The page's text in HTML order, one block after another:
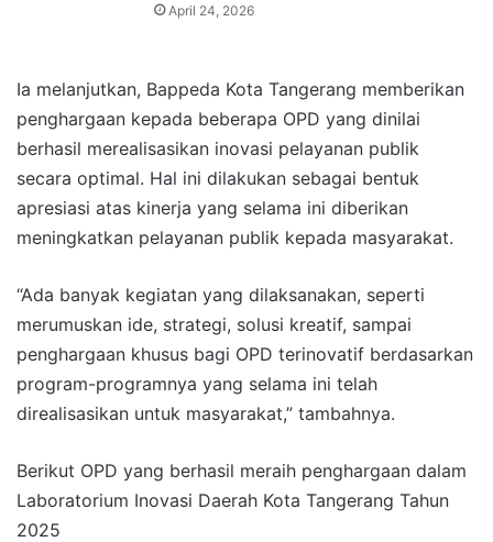
April 24, 2026
Ia melanjutkan, Bappeda Kota Tangerang memberikan
penghargaan kepada beberapa OPD yang dinilai
berhasil merealisasikan inovasi pelayanan publik
secara optimal. Hal ini dilakukan sebagai bentuk
apresiasi atas kinerja yang selama ini diberikan
meningkatkan pelayanan publik kepada masyarakat.
“Ada banyak kegiatan yang dilaksanakan, seperti
merumuskan ide, strategi, solusi kreatif, sampai
penghargaan khusus bagi OPD terinovatif berdasarkan
program-programnya yang selama ini telah
direalisasikan untuk masyarakat,” tambahnya.
Berikut OPD yang berhasil meraih penghargaan dalam
Laboratorium Inovasi Daerah Kota Tangerang Tahun
2025